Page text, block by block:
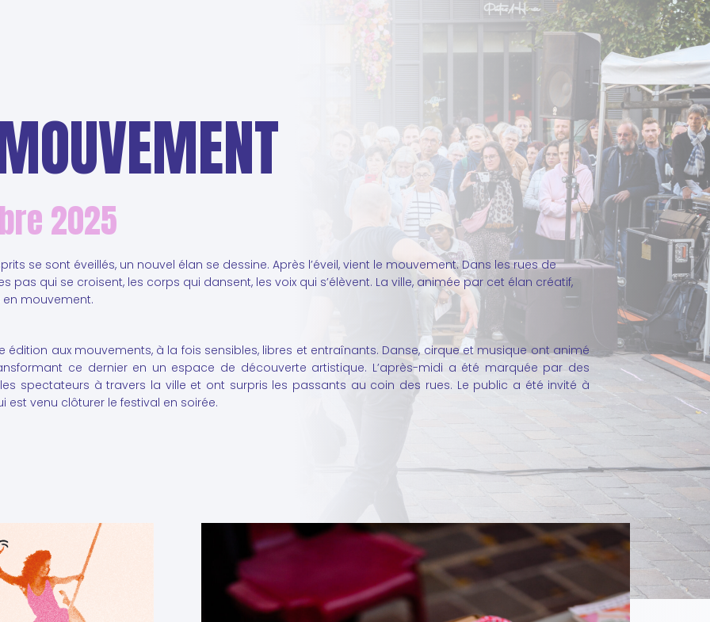
2025
se sont éveillés, un nouvel élan se dessine. Après l’éveil, vient le mouvement. Dans les rues de
pas qui se croisent, les corps qui dansent, les voix qui s’élèvent. La ville, animée par cet élan créatif,
mouvement.
édition aux mouvements, à la fois sensibles, libres et entraînants. Danse, cirque et musique ont animé
ce dernier en un espace de découverte artistique. L’après-midi a été marquée par des
spectateurs à travers la ville et ont surpris les passants au coin des rues. Le public a été invité à
venu clôturer le festival en soirée.